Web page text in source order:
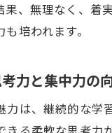
、無理なく、着
培われます。
力と集中力の
力は、継続的な学